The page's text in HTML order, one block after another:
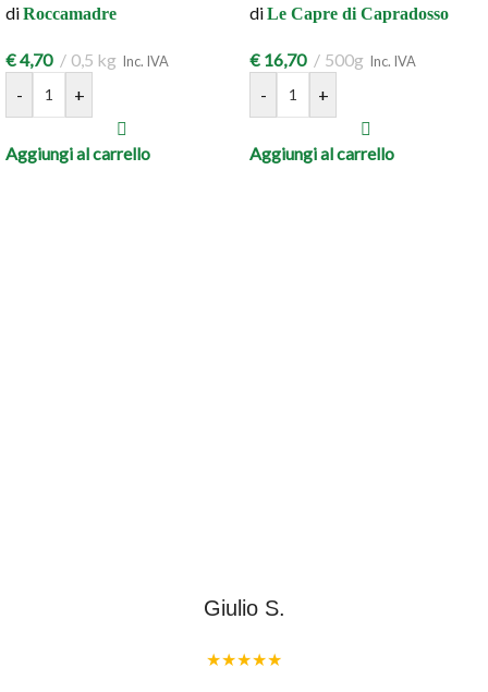
diRoccamadre
€4,70 0,5 kg Inc. IVA
- +
Aggiungi al carrello
diLe Capre di Capradosso
€ 16,70 500g Inc. IVA
- +
Aggiungi al carrello
Giulio S.
★★★★★